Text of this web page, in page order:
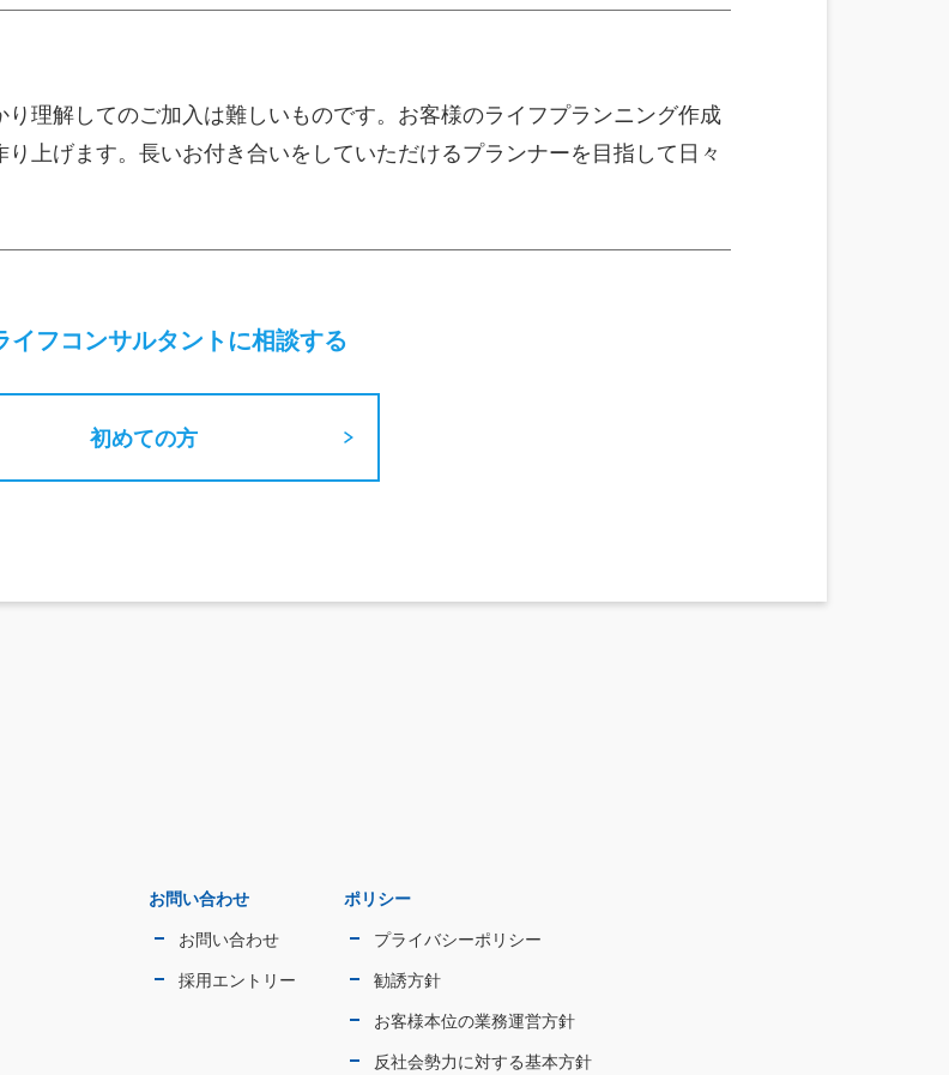
理解してのご加入は難しいものです。お客様のライフプランニング作成
上げます。長いお付き合いをしていただけるプランナーを目指して日々
イフコンサルタントに相談する
初めての方
お問い合わせ
お問い合わせ
採用エントリー
ポリシー
プライバシーポリシー
勧誘方針
お客様本位の業務運営方針
反社会勢力に対する基本方針